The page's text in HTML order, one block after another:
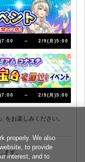
～ 2/9(月)5:00
～ 2/9(月)5:00
をお楽しみください。
す。
properly. We also
to provide
interest, and to